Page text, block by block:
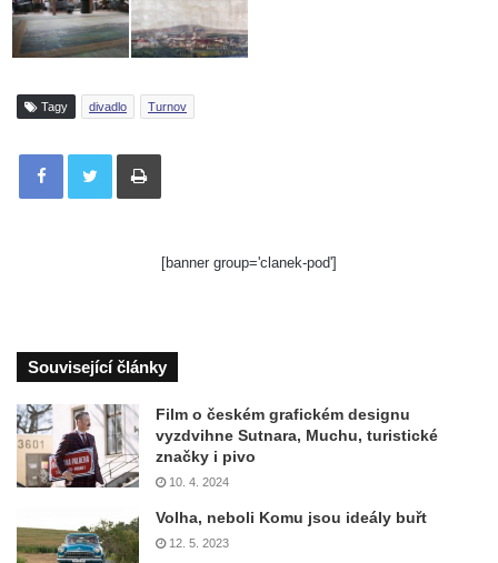
Tagy divadlo Turnov
Tisknout
[banner group='clanek-pod']
Související články
Film o českém grafickém designu
vyzdvihne Sutnara, Muchu, turistické
značky i pivo
10. 4. 2024
Volha, neboli Komu jsou ideály buřt
12. 5. 2023